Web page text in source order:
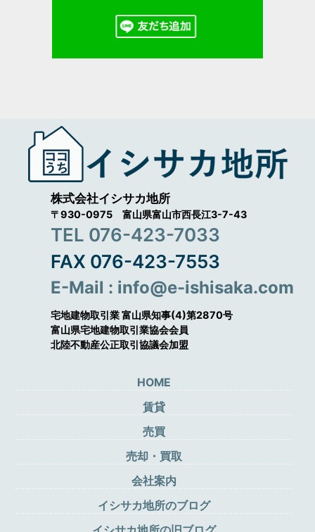
株式会社イシサカ地所
〒930-0975 富山県富山市西長江3-7-43
TEL 076-423-7033
FAX 076-423-7553
E-Mail : info@e-ishisaka.com
宅地建物取引業 富山県知事(4)第2870号
富山県宅地建物取引業協会会員
北陸不動産公正取引協議会加盟
HOME
賃貸
売買
売却・買取
会社案内
イシサカ地所のブログ